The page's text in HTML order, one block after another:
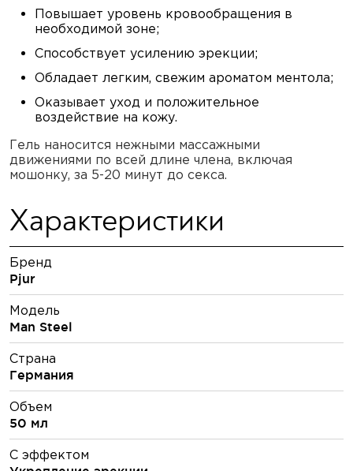
Повышает уровень кровообращения в
необходимой зоне;
Способствует усилению эрекции;
Обладает легким, свежим ароматом ментола;
Оказывает уход и положительное
воздействие на кожу.
Гель наносится нежными массажными
движениями по всей длине члена, включая
мошонку, за 5-20 минут до секса.
Характеристики
Бренд
Pjur
Модель
Man Steel
Страна
Германия
Объем
50 мл
С эффектом